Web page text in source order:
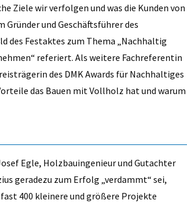
Ziele wir verfolgen und was die Kunden von
Gründer und Geschäftsführer des
des Festaktes zum Thema „Nachhaltig
referiert. Als weitere Fachreferentin
des DMK Awards für Nachhaltiges
das Bauen mit Vollholz hat und warum
Egle, Holzbauingenieur und Gutachter
geradezu zum Erfolg „verdammt“ sei,
400 kleinere und ­größere Projekte